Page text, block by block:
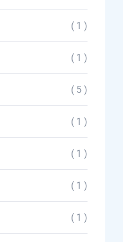
( 1 )
( 1 )
( 5 )
( 1 )
( 1 )
( 1 )
( 1 )